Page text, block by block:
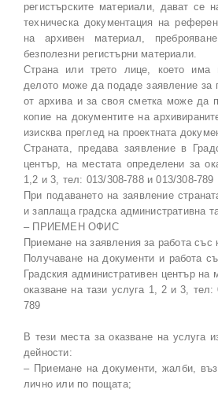
регистърските материали, дават се
техническа документация на
на архивен материал,
безполезни регистърни материали.
Страна или трето лице, което има
делото може да подаде заявление за
от архива и за своя сметка може да
копие на документите на
изисква преглед на проектната
Страната, предава заявление в
център, на местата определени за
1,2 и 3, тел: 013/308-788 и 013/308-789
При подаването на заявление
и заплаща градска административна
– ПРИЕМЕН ОФИС
Приемане на заявления за работа със
Получаване на документи и работа
Градския административен център на
оказване на тази услуга 1, 2 и 3,
789
В тези места за оказване на услуга
дейности:
– Приемане на документи, жалби,
лично или по пощата;